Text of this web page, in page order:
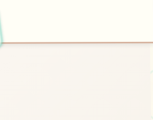
开始游戏